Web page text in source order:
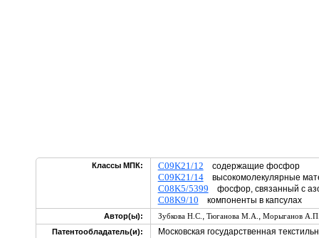
Классы МПК: C09K21/12 содержащие фосфор
C09K21/14высокомолекулярные
C08K5/5399 фосфор, связанный с
C08K9/10 компоненты в капсулах
Автор(ы): Зубкова Н.С. , Тюганова М.А. , Морыганов
Патентообладатель(и):
Московская государственная